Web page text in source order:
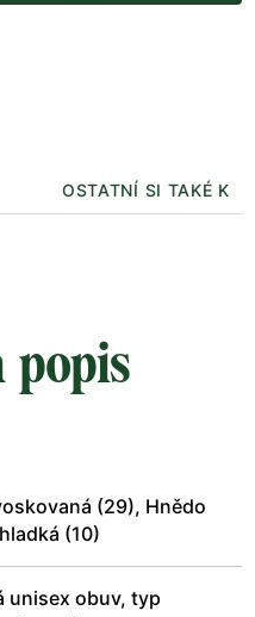
OSTATNÍ SI TAKÉ
(29), Hnědo
(10)
unisex obuv, typ